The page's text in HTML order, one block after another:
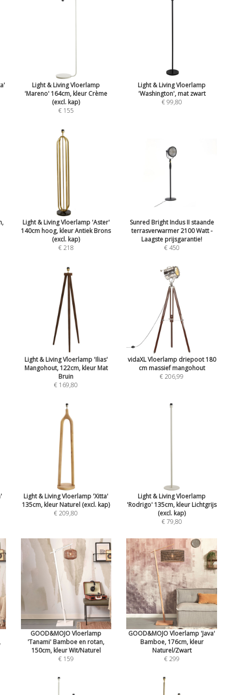
Light & Living Vloerlamp
'Mareno' 164cm, kleur Crème
(excl. kap)
€ 155
Light & Living Vloerlamp
'Washington', mat zwart
€ 99,80
Light & Living Vloerlamp 'Aster'
140cm hoog, kleur Antiek Brons
(excl. kap)
€ 218
Sunred Bright Indus II staande
terrasverwarmer 2100 Watt -
Laagste prijsgarantie!
€ 450
Light & Living Vloerlamp 'Ilias'
Mangohout, 122cm, kleur Mat
Bruin
€ 169,80
vidaXL Vloerlamp driepoot 180
cm massief mangohout
€ 206,99
Light & Living Vloerlamp 'Xitta'
135cm, kleur Naturel (excl. kap)
€ 209,80
Light & Living Vloerlamp
'Rodrigo' 135cm, kleur Lichtgrijs
(excl. kap)
€ 79,80
GOOD&MOJO Vloerlamp
'Tanami' Bamboe en rotan,
150cm, kleur Wit/Naturel
€ 159
GOOD&MOJO Vloerlamp 'Java'
Bamboe, 176cm, kleur
Naturel/Zwart
€ 299